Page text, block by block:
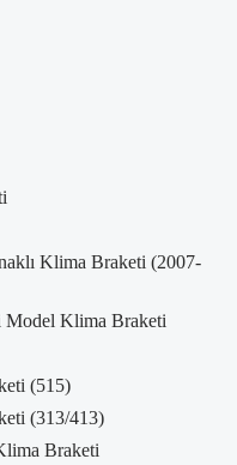
Klima Braketi (2007-
Model Klima Braketi
(515)
(313/413)
Braketi